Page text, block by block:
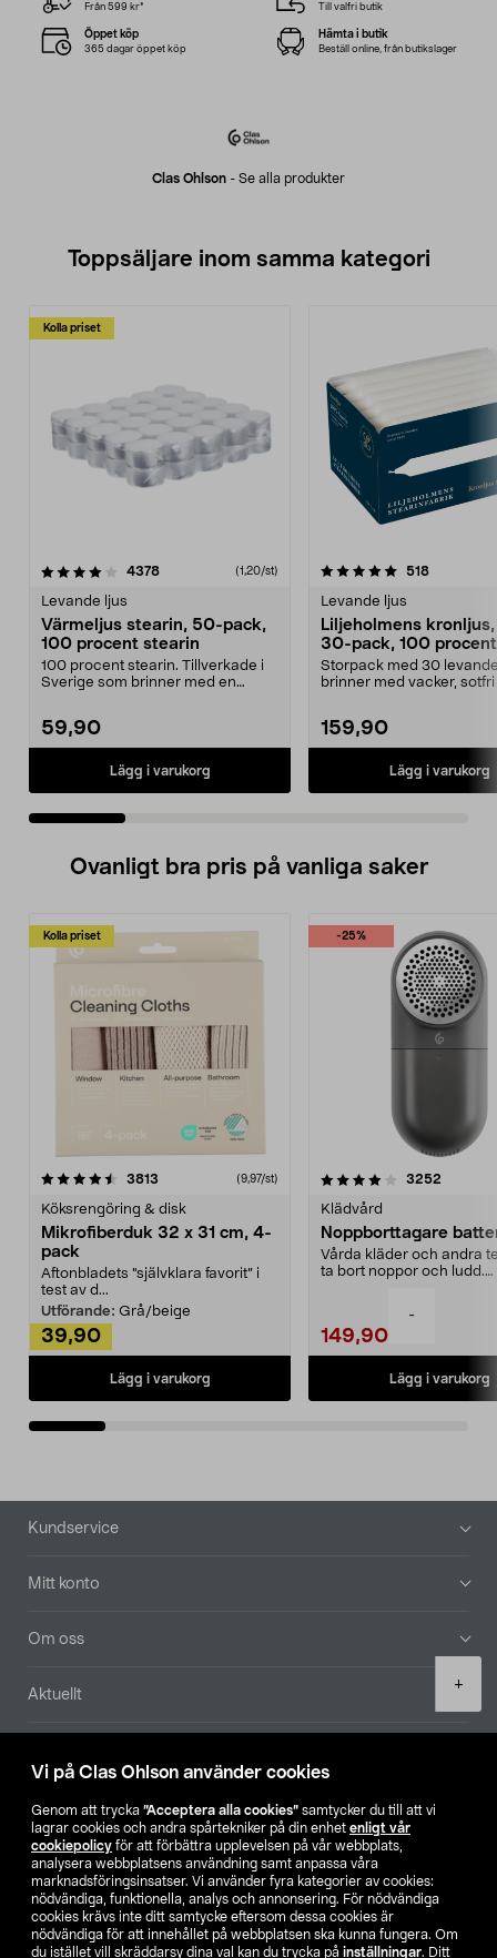
Vi på Clas Ohlson använder cookies
Genom att trycka ”Acceptera alla cookies” samtycker du till att vi
lagrar cookies och andra spårtekniker på din enhet enligt vår
cookiepolicy för att förbättra upplevelsen på vår webbplats,
analysera webbplatsens användning samt anpassa våra
marknadsföringsinsatser. Vi använder fyra kategorier av cookies:
nödvändiga, funktionella, analys och annonsering. För nödvändiga
cookies krävs inte ditt samtycke eftersom dessa cookies är
nödvändiga för att innehållet på webbplatsen ska kunna fungera. Om
du istället vill skräddarsy dina val kan du trycka på inställningar. Ditt
-
+
Clas Ohlson - Se alla produkter
Från 599 kr* Till valfri butik
Öppet köp
365 dagar öppet köp
Hämta i butik
Beställ online, från butikslager
Toppsäljare inom samma kategori
Kolla priset
4378recensioner (1,20/st)
Levande ljus
Värmeljus stearin, 50-pack,
100 procent stearin
100 procent stearin. Tillverkade i
Sverige som brinner med en
59,90
Lägg i varukorg
5.0 av 5 stjärnor 518
Levande ljus
Liljeholmens
30-pack, 100
Storpack med 30
brinner med vacker, sotfri
159,90
Lägg i varukorg
4.5 av 5 stjärnor
Ovanligt bra pris på vanliga saker
Kolla priset
3813 (9,97/st)
Köksrengöring & disk
Mikrofiberduk 32 x 31 cm, 4-
pack
Aftonbladets "självklara favorit” i
test av d...
Utförande: Grå/beige
39,90
Lägg i varukorg
-25%
4.0av 5 stjärnor 3252
Klädvård
Noppborttagare
Vårda kläder och andra
ta bort noppor och ludd.
149,90
Lägg i varukorg
4.5av 5 stjärnor
Sidfot
Kundservice
Mitt konto
Om oss
Aktuellt
Hitta butik
SE NO FI